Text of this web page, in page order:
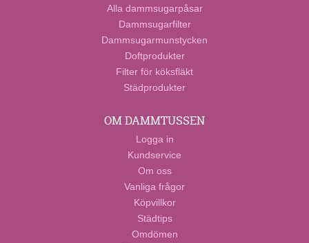
Alla dammsugarpåsar
Dammsugarfilter
Dammsugarmunstycken
Doftprodukter
Filter för köksfläkt
Städprodukter
OM DAMMTUSSEN
Logga in
Kundservice
Om oss
Vanliga frågor
Köpvillkor
Städtips
Omdömen